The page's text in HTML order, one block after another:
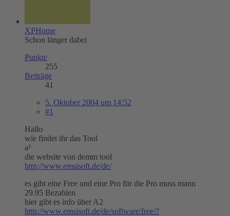
XPHome
Schon länger dabei
Punkte
255
Beiträge
41
5. Oktober 2004 um 14:52
#1
Hallo
wie findet ihr das Tool
a²
die website von demm tool
http://www.emsisoft.de/de/
es gibt eine Free und eine Pro für die Pro muss mann
29.95 Bezahlen
hier gibt es info über A2
http://www.emsisoft.de/de/software/free/?